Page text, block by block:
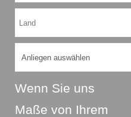
Wenn Sie uns
Maße von Ihrem